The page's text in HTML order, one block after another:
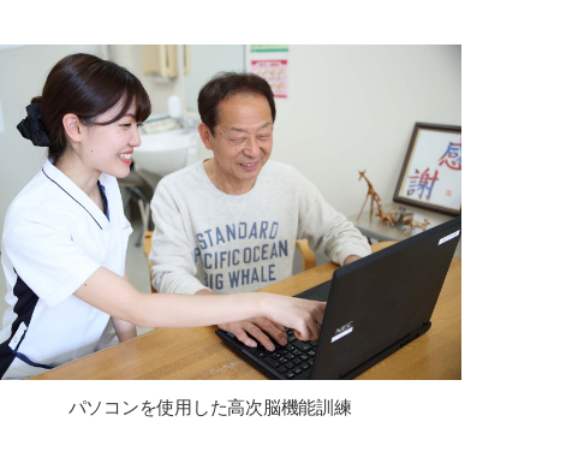
パソコンを使用した高次脳機能訓練